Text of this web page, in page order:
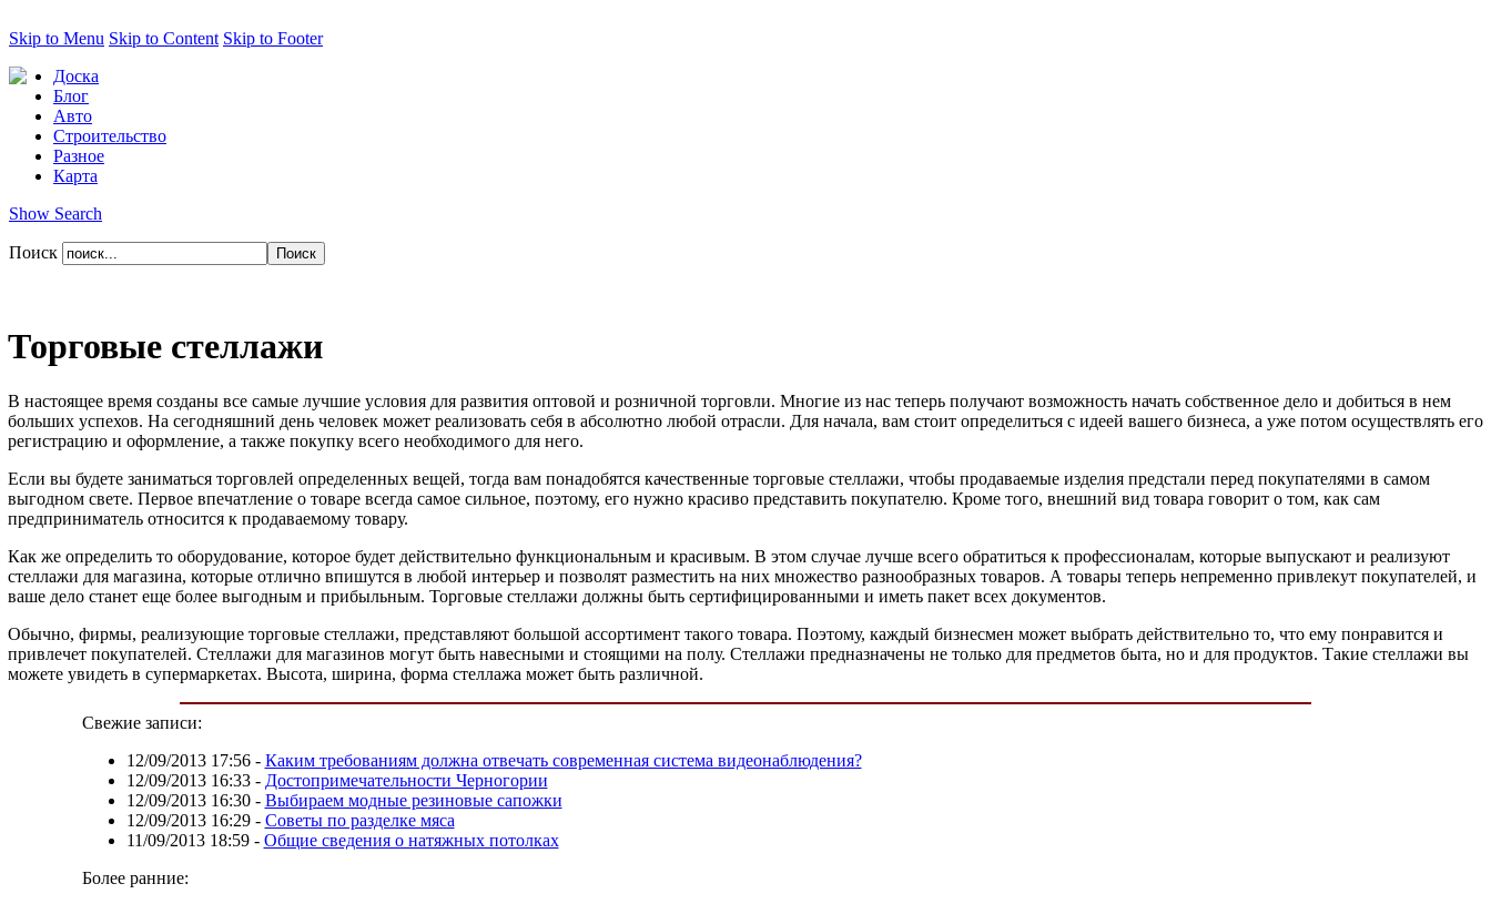
Skip to Menu Skip to Content Skip to Footer
Доска
Блог
Авто
Строительство
Разное
Карта
Show Search
Поиск
Торговые стеллажи
В настоящее время созданы все самые лучшие условия для развития оптовой и розничной торговли. Многие из нас теперь получают возможность начать собственное дело и добиться в нем
больших успехов. На сегодняшний день человек может реализовать себя в абсолютно любой отрасли. Для начала, вам стоит определиться с идеей вашего бизнеса, а уже потом осуществлять его
регистрацию и оформление, а также покупку всего необходимого для него.
Если вы будете заниматься торговлей определенных вещей, тогда вам понадобятся качественные торговые стеллажи, чтобы продаваемые изделия предстали перед покупателями в самом
выгодном свете. Первое впечатление о товаре всегда самое сильное, поэтому, его нужно красиво представить покупателю. Кроме того, внешний вид товара говорит о том, как сам
предприниматель относится к продаваемому товару.
Как же определить то оборудование, которое будет действительно функциональным и красивым. В этом случае лучше всего обратиться к профессионалам, которые выпускают и реализуют
стеллажи для магазина, которые отлично впишутся в любой интерьер и позволят разместить на них множество разнообразных товаров. А товары теперь непременно привлекут покупателей, и
ваше дело станет еще более выгодным и прибыльным. Торговые стеллажи должны быть сертифицированными и иметь пакет всех документов.
Обычно, фирмы, реализующие торговые стеллажи, представляют большой ассортимент такого товара. Поэтому, каждый бизнесмен может выбрать действительно то, что ему понравится и
привлечет покупателей. Стеллажи для магазинов могут быть навесными и стоящими на полу. Стеллажи предназначены не только для предметов быта, но и для продуктов. Такие стеллажи вы
можете увидеть в супермаркетах. Высота, ширина, форма стеллажа может быть различной.
Свежие записи:
12/09/2013 17:56- Каким требованиям должна отвечать современная система видеонаблюдения?
12/09/2013 16:33- Достопримечательности Черногории
12/09/2013 16:30- Выбираем модные резиновые сапожки
12/09/2013 16:29- Советы по разделке мяса
11/09/2013 18:59- Общие сведения о натяжных потолках
Более ранние: